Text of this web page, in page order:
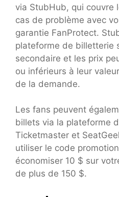
via StubHub, qui couvre
cas de problème avec
garantie FanProtect.
plateforme de billetterie
secondaire et les prix
ou inférieurs à leur
de la demande.
Les fans peuvent
billets via la plateforme
Ticketmaster et
utiliser le code
économiser 10 $ sur
de plus de 150 $.